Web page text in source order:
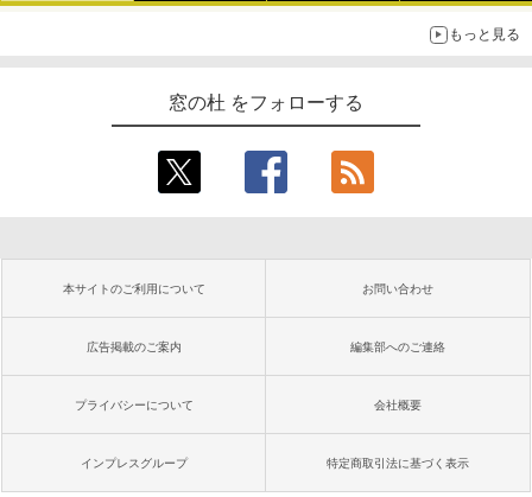
もっと見る
窓の杜 をフォローする
本サイトのご利用について お問い合わせ
広告掲載のご案内 編集部へのご連絡
プライバシーについて 会社概要
インプレスグループ 特定商取引法に基づく表示